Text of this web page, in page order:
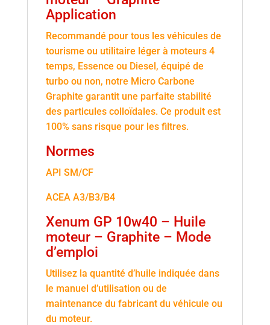
Application
Recommandé pour tous les véhicules de
tourisme ou utilitaire léger à moteurs 4
temps, Essence ou Diesel, équipé de
turbo ou non, notre Micro Carbone
Graphite garantit une parfaite stabilité
des particules colloïdales. Ce produit est
100% sans risque pour les filtres.
Normes
API SM/CF
ACEA A3/B3/B4
Xenum GP 10w40 – Huile
moteur – Graphite – Mode
d’emploi
Utilisez la quantité d’huile indiquée dans
le manuel d’utilisation ou de
maintenance du fabricant du véhicule ou
du moteur.